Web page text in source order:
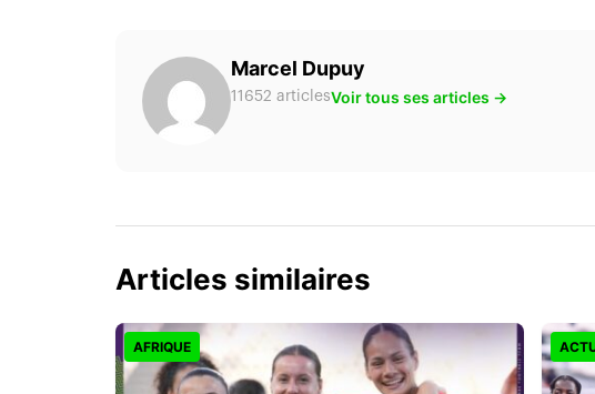
Marcel Dupuy
11652 articlesVoir tous ses articles →
Articles similaires
AFRIQUE